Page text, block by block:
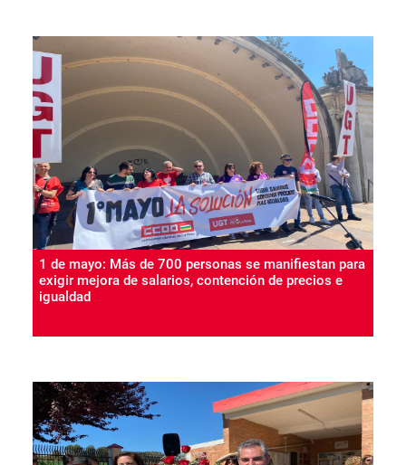
1 de mayo: Más de 700 personas se manifiestan para
exigir mejora de salarios, contención de precios e
igualdad